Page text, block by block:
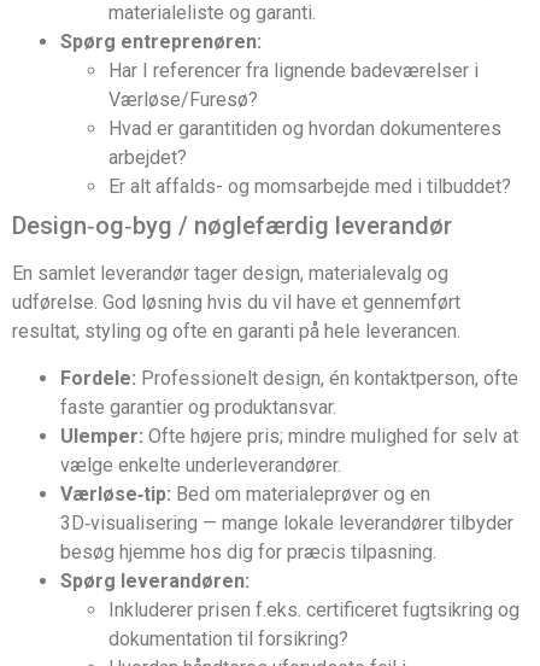
materialeliste og garanti.
Spørg entreprenøren:
Har I referencer fra lignende badeværelser i
Værløse/Furesø?
Hvad er garantitiden og hvordan dokumenteres
arbejdet?
Er alt affalds- og momsarbejde med i tilbuddet?
Design‑og‑byg / nøglefærdig leverandør
En samlet leverandør tager design, materialevalg og
udførelse. God løsning hvis du vil have et gennemført
resultat, styling og ofte en garanti på hele leverancen.
Fordele: Professionelt design, én kontaktperson, ofte
faste garantier og produktansvar.
Ulemper: Ofte højere pris; mindre mulighed for selv at
vælge enkelte underleverandører.
Værløse‑tip: Bed om materialeprøver og en
3D‑visualisering — mange lokale leverandører tilbyder
besøg hjemme hos dig for præcis tilpasning.
Spørg leverandøren:
Inkluderer prisen f.eks. certificeret fugtsikring og
dokumentation til forsikring?